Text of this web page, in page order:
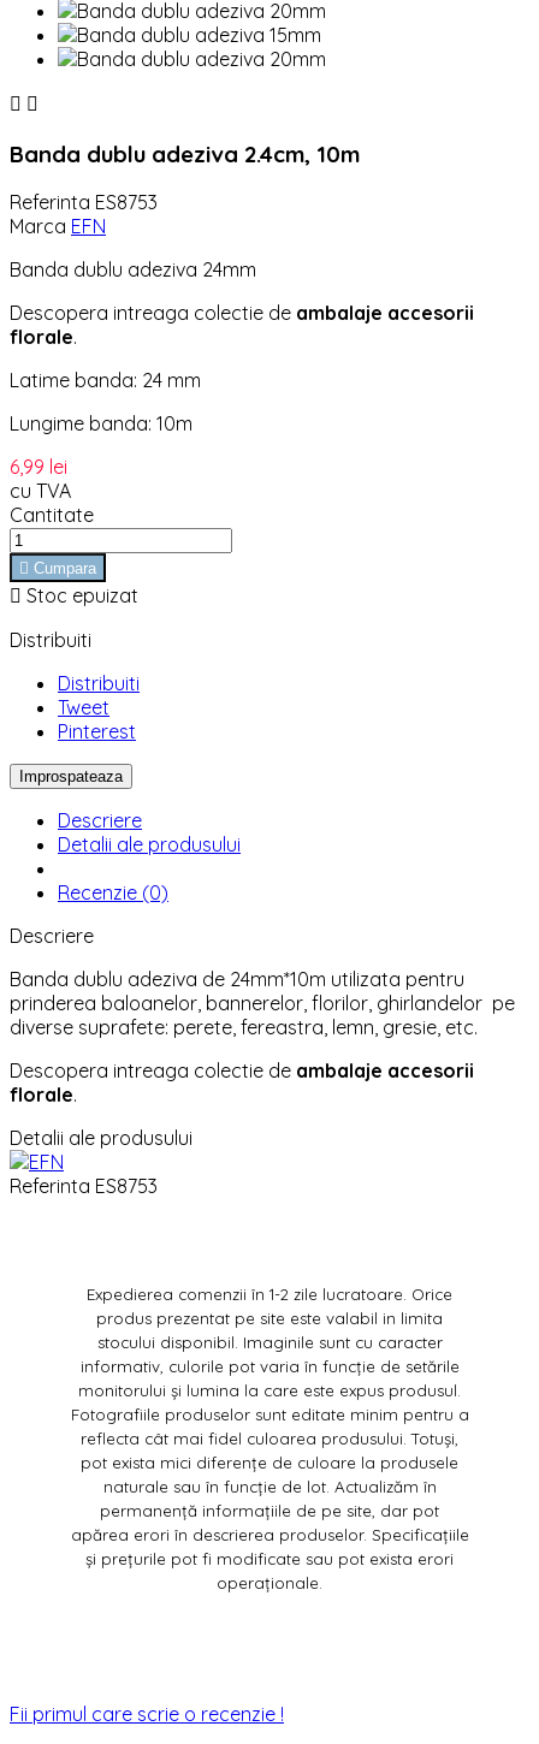
 
Banda dublu adeziva 2.4cm, 10m
Referinta ES8753
Marca EFN
Banda dublu adeziva 24mm
Descopera intreaga colectie de ambalaje accesorii
florale.
Latime banda: 24 mm
Lungime banda: 10m
6,99 lei
cu TVA
Cantitate
 Cumpara
 Stoc epuizat
Distribuiti
Distribuiti
Tweet
Pinterest
Descriere
Detalii ale produsului
Recenzie (0)
Descriere
Banda dublu adeziva de 24mm*10m utilizata pentru
prinderea baloanelor, bannerelor, florilor, ghirlandelor pe
diverse suprafete: perete, fereastra, lemn, gresie, etc.
Descopera intreaga colectie de ambalaje accesorii
florale.
Detalii ale produsului
Referinta ES8753
Expedierea comenzii în 1-2 zile lucratoare. Orice
produs prezentat pe site este valabil in limita
stocului disponibil. Imaginile sunt cu caracter
informativ, culorile pot varia în funcție de setările
monitorului și lumina la care este expus produsul.
Fotografiile produselor sunt editate minim pentru a
reflecta cât mai fidel culoarea produsului. Totuși,
pot exista mici diferențe de culoare la produsele
naturale sau în funcție de lot. Actualizăm în
permanență informațiile de pe site, dar pot
apărea erori în descrierea produselor. Specificațiile
și prețurile pot fi modificate sau pot exista erori
operaționale.
Fii primul care scrie o recenzie !